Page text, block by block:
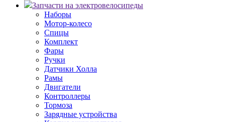
Запчасти на электровелосипеды
Наборы
Мотор-колесо
Спицы
Комплект
Фары
Ручки
Датчики Холла
Рамы
Двигатели
Контроллеры
Тормоза
Зарядные устройства